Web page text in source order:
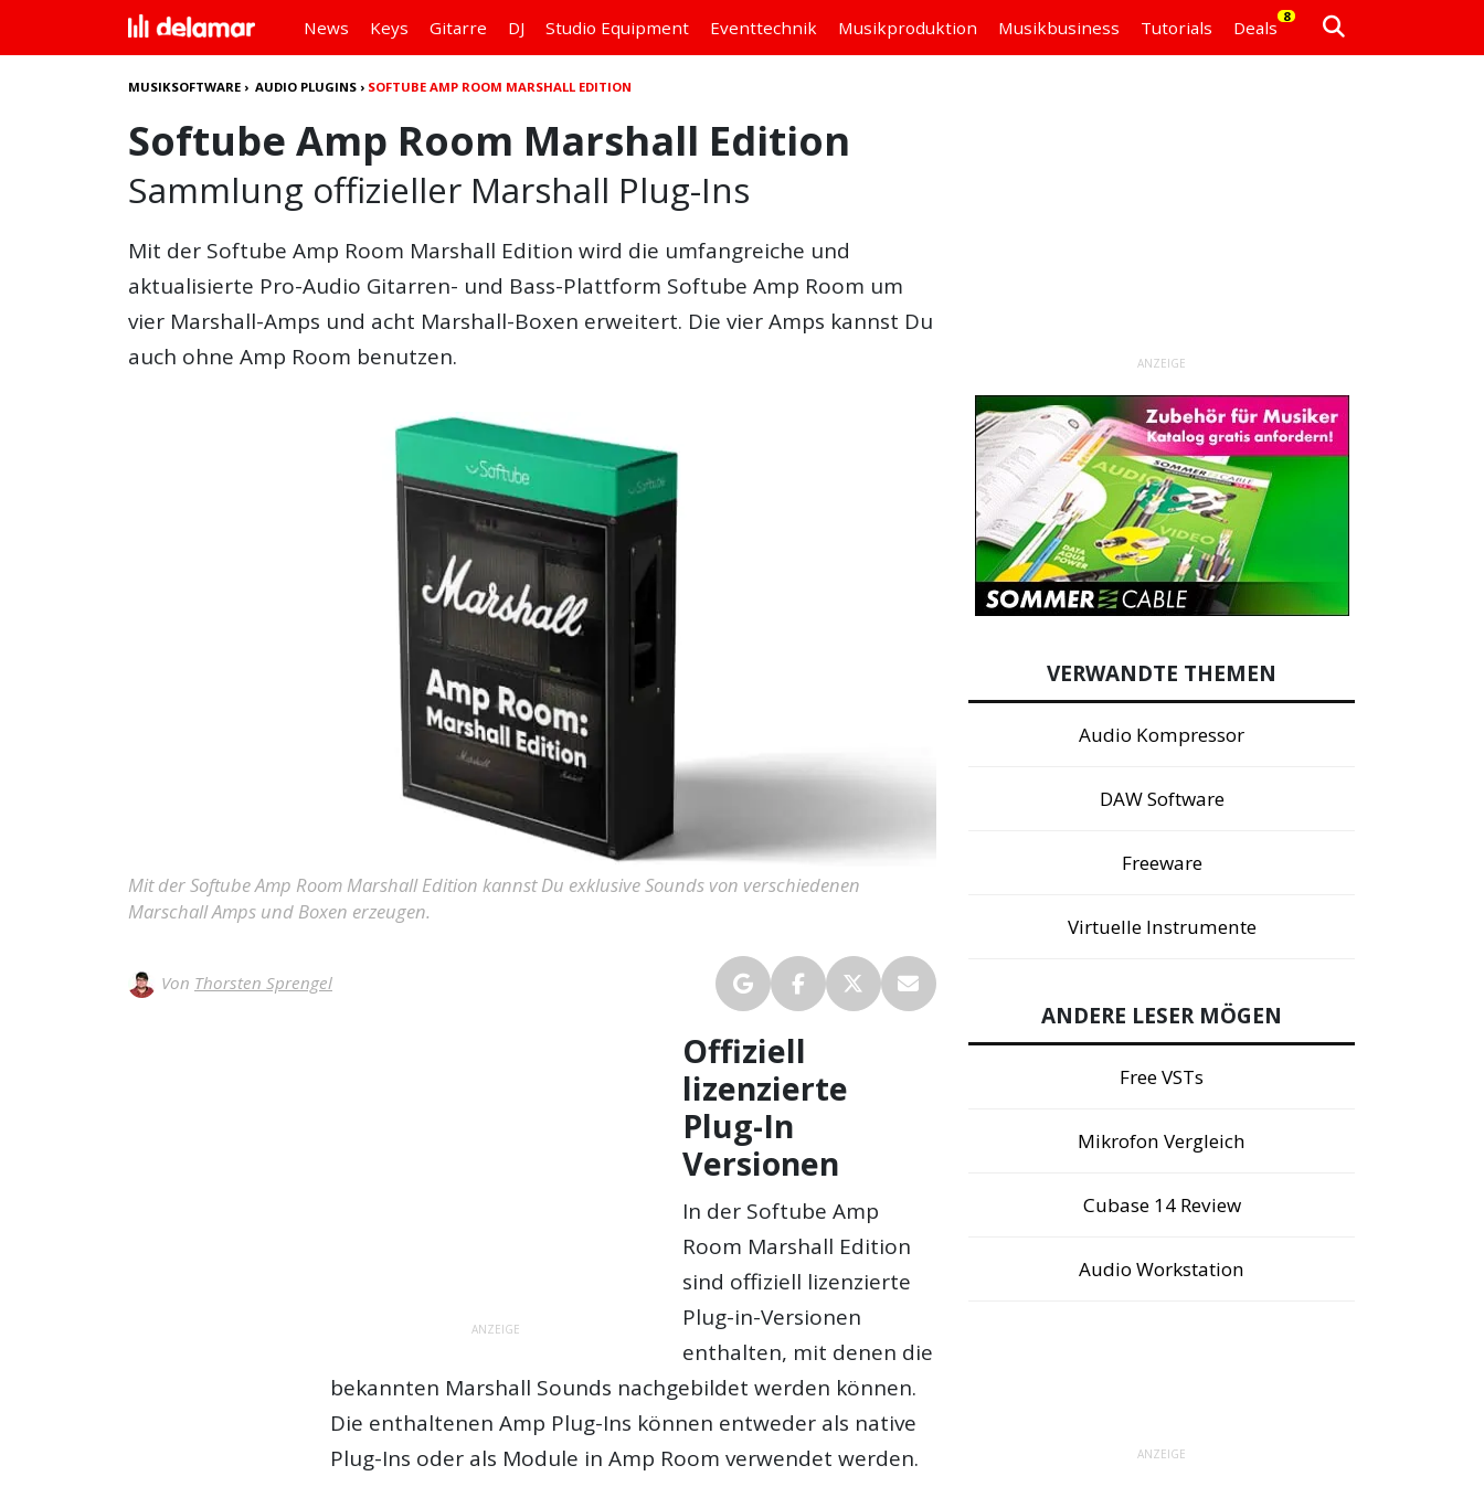
News Keys Gitarre DJ Studio Equipment Eventtechnik Musikproduktion Musikbusiness Tutorials Deals
8
MUSIKSOFTWARE ›AUDIO PLUGINS › SOFTUBE AMP ROOM MARSHALL EDITION
Softube Amp Room Marshall Edition
Sammlung offizieller Marshall Plug-Ins
Mit der Softube Amp Room Marshall Edition wird die umfangreiche und
aktualisierte Pro-Audio Gitarren- und Bass-Plattform Softube Amp Room um
vier Marshall-Amps und acht Marshall-Boxen erweitert. Die vier Amps kannst Du
auch ohne Amp Room benutzen.
Mit der Softube Amp Room Marshall Edition kannst Du exklusive Sounds von verschiedenen
Marschall Amps und Boxen erzeugen.
Von Thorsten Sprengel
ANZEIGE
Offiziell
lizenzierte
Plug-In
Versionen
In der Softube Amp
Room Marshall Edition
sind offiziell lizenzierte
Plug-in-Versionen
enthalten, mit denen die
bekannten Marshall Sounds nachgebildet werden können.
Die enthaltenen Amp Plug-Ins können entweder als native
Plug-Ins oder als Module in Amp Room verwendet werden.
ANZEIGE
VERWANDTE THEMEN
Audio Kompressor
DAW Software
Freeware
Virtuelle Instrumente
ANDERE LESER MÖGEN
Free VSTs
Mikrofon Vergleich
Cubase 14 Review
Audio Workstation
ANZEIGE